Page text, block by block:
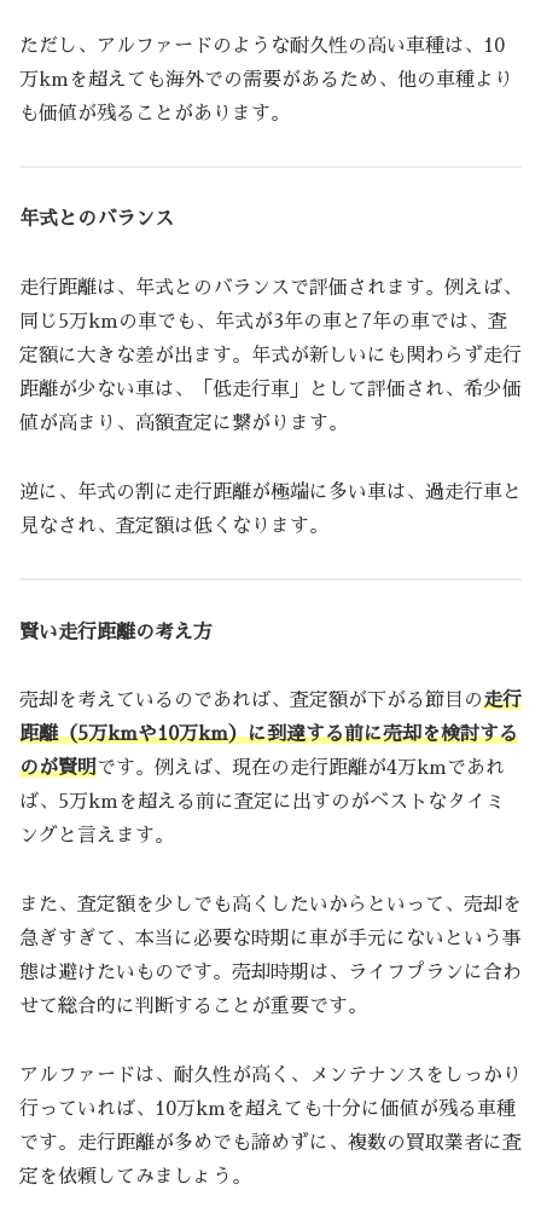
ただし、アルファードのような耐久性の高い車種は、10
万kmを超えても海外での需要があるため、他の車種より
も価値が残ることがあります。
年式とのバランス
走行距離は、年式とのバランスで評価されます。例えば、
同じ5万kmの車でも、年式が3年の車と7年の車では、査
定額に大きな差が出ます。年式が新しいにも関わらず走行
距離が少ない車は、「低走行車」として評価され、希少価
値が高まり、高額査定に繋がります。
逆に、年式の割に走行距離が極端に多い車は、過走行車と
見なされ、査定額は低くなります。
賢い走行距離の考え方
売却を考えているのであれば、査定額が下がる節目の走行
距離（5万kmや10万km）に到達する前に売却を検討する
のが賢明です。例えば、現在の走行距離が4万kmであれ
ば、5万kmを超える前に査定に出すのがベストなタイミ
ングと言えます。
また、査定額を少しでも高くしたいからといって、売却を
急ぎすぎて、本当に必要な時期に車が手元にないという事
態は避けたいものです。売却時期は、ライフプランに合わ
せて総合的に判断することが重要です。
アルファードは、耐久性が高く、メンテナンスをしっかり
行っていれば、10万kmを超えても十分に価値が残る車種
です。走行距離が多めでも諦めずに、複数の買取業者に査
定を依頼してみましょう。